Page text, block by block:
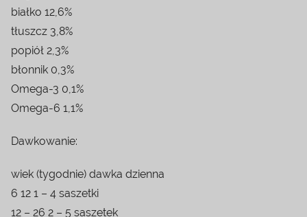
białko 12,6%
tłuszcz 3,8%
popiół 2,3%
błonnik 0,3%
Omega-3 0,1%
Omega-6 1,1%
Dawkowanie:
wiek (tygodnie) dawka dzienna
6 12 1 – 4 saszetki
12 – 26 2 – 5 saszetek